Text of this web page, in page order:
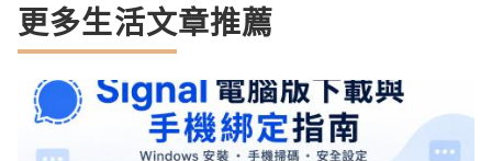
更多生活文章推薦